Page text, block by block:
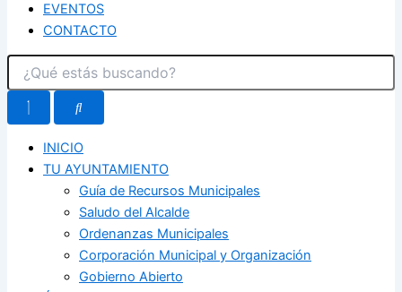
EVENTOS
CONTACTO
INICIO
TU AYUNTAMIENTO
Guía de Recursos Municipales
Saludo del Alcalde
Ordenanzas Municipales
Corporación Municipal y Organización
Gobierno Abierto